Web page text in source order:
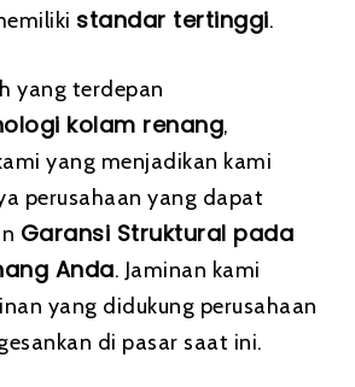
standar tertinggi.
yang terdepan
kolam renang,
yang menjadikan kami
perusahaan yang dapat
Garansi Struktural pada
Anda. Jaminan kami
yang didukung perusahaan
di pasar saat ini.